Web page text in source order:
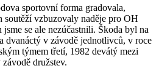
sportovní forma gradovala,
soutěží vzbuzovaly naděje pro OH
se ale nezúčastnili. Škoda byl na
dvanáctý v závodě jednotlivců, v roce
týmem třetí, 1982 devátý mezi
družstev.